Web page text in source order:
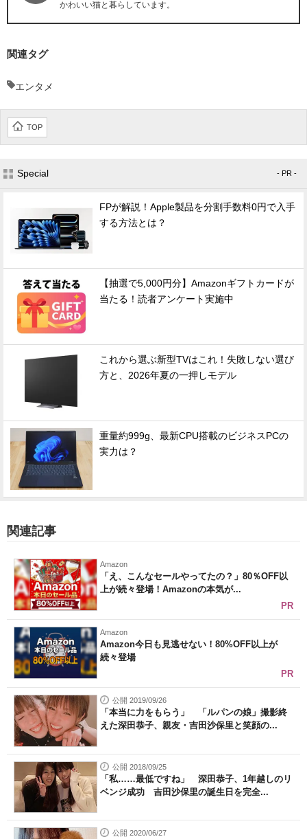
かわいい猫と暮らしています。
関連タグ
エンタメ
TOP
Special - PR -
FPが解説！Apple製品を分割手数料0円で入手
する方法とは？
【抽選で5,000円分】Amazonギフトカードが
当たる！読者アンケート実施中
これから選ぶ新型TVはこれ！失敗しない選び
方と、2026年夏の一押しモデル
重量約999g、最新CPU搭載のビジネスPCの
実力は？
関連記事
Amazon
「え、こんなセールやってたの？」80％OFF以
上が続々登場！Amazonの本気が...
PR
Amazon
Amazon今日も見逃せない！80%OFF以上が
続々登場
PR
公開 2019/09/26
「本当に力をもらう」 「ルパンの娘」撮影終
えた深田恭子、親友・吉田沙保里と笑顔の...
公開 2018/09/25
「私……最低ですね」 深田恭子、1年越しのリ
ベンジ成功 吉田沙保里の誕生日を完全...
公開 2020/06/27